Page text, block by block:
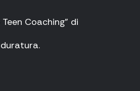
Coaching” di